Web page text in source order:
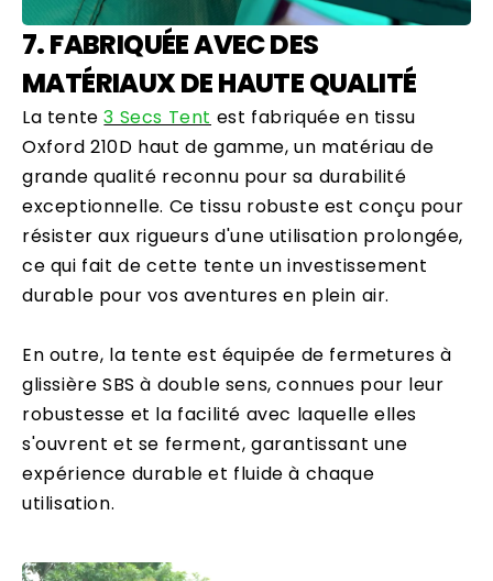
7. FABRIQUÉE AVEC DES
MATÉRIAUX DE HAUTE QUALITÉ
La tente3 Secs Tent est fabriquée en tissu
Oxford 210D haut de gamme, un matériau de
grande qualité reconnu pour sa durabilité
exceptionnelle. Ce tissu robuste est conçu pour
résister aux rigueurs d'une utilisation prolongée,
ce qui fait de cette tente un investissement
durable pour vos aventures en plein air.
En outre, la tente est équipée de fermetures à
glissière SBS à double sens, connues pour leur
robustesse et la facilité avec laquelle elles
s'ouvrent et se ferment, garantissant une
expérience durable et fluide à chaque
utilisation.